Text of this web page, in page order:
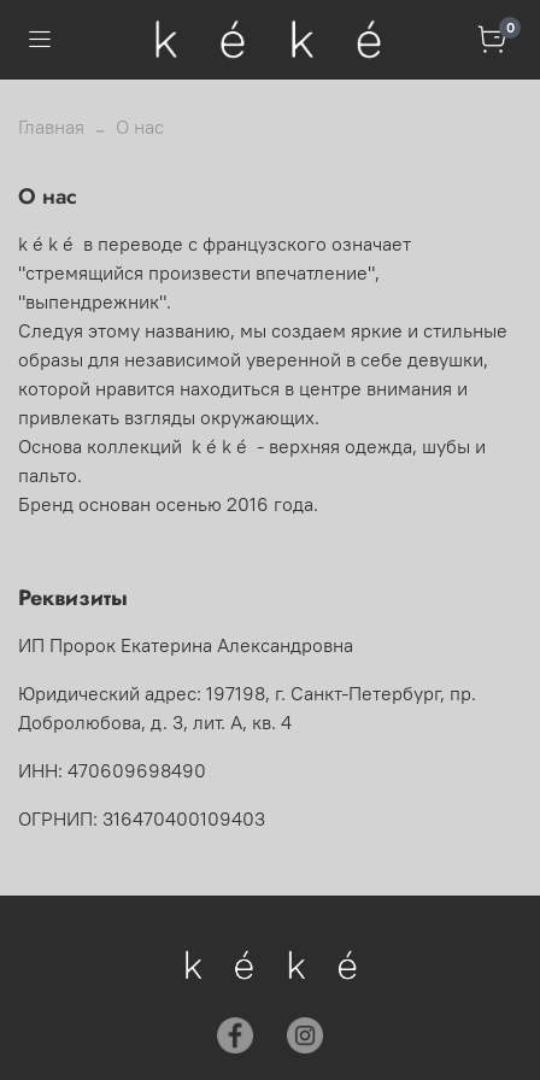
0
Главная О нас
О нас
k é k é в переводе с французского означает
"стремящийся произвести впечатление",
"выпендрежник".
Следуя этому названию, мы создаем яркие и стильные
образы для независимой уверенной в себе девушки,
которой нравится находиться в центре внимания и
привлекать взгляды окружающих.
Основа коллекций k é k é - верхняя одежда, шубы и
пальто.
Бренд основан осенью 2016 года.
Реквизиты
ИП Пророк Екатерина Александровна
Юридический адрес: 197198, г. Санкт-Петербург, пр.
Добролюбова, д. 3, лит. А, кв. 4
ИНН: 470609698490
ОГРНИП: 316470400109403